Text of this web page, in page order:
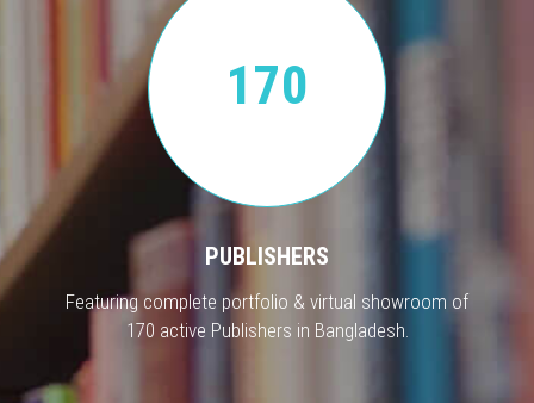
170
PUBLISHERS
Featuring complete portfolio & virtual showroom of
170 active Publishers in Bangladesh.